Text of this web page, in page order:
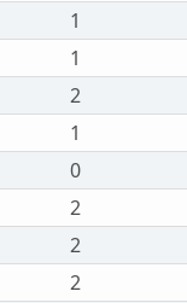
1
1
2
1
0
2
2
2